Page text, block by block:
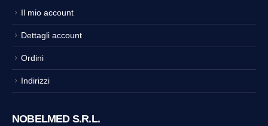
Il mio account
Dettagli account
Ordini
Indirizzi
NOBELMED S.R.L.